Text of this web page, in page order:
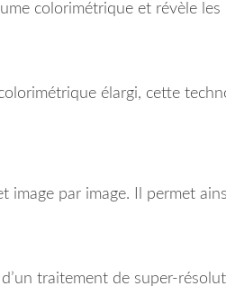
colorimétrique et révèle les
élargi, cette
image par image. Il permet
d’un traitement de super-